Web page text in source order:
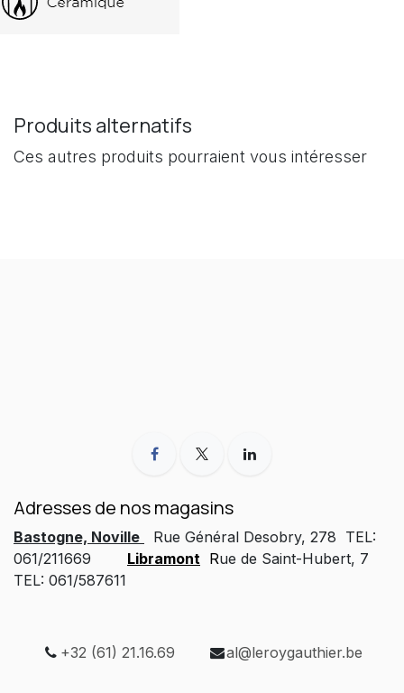
Produits alternatifs
Ces autres produits pourraient vous intéresser
Adresses de nos magasins
Bastogne, Noville
Rue Général Desobry, 278 TEL:
061/211669
Libramont Rue de Saint-Hubert, 7
TEL: 061/587611
+32 (61) 21.16.69 al@leroygauthier.be